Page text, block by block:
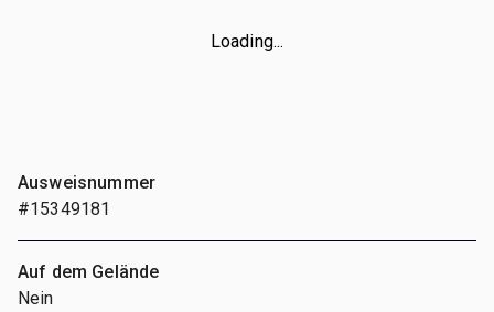
Loading...
Ausweisnummer
#15349181
Auf dem Gelände
Nein